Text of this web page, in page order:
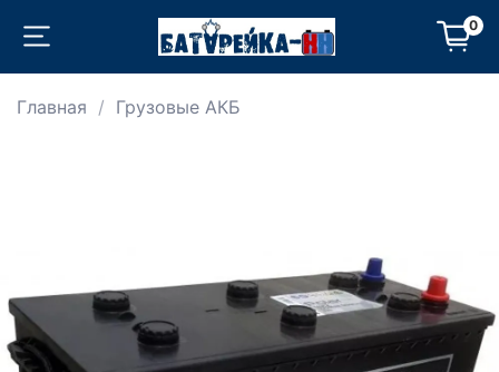
0
Главная Грузовые АКБ